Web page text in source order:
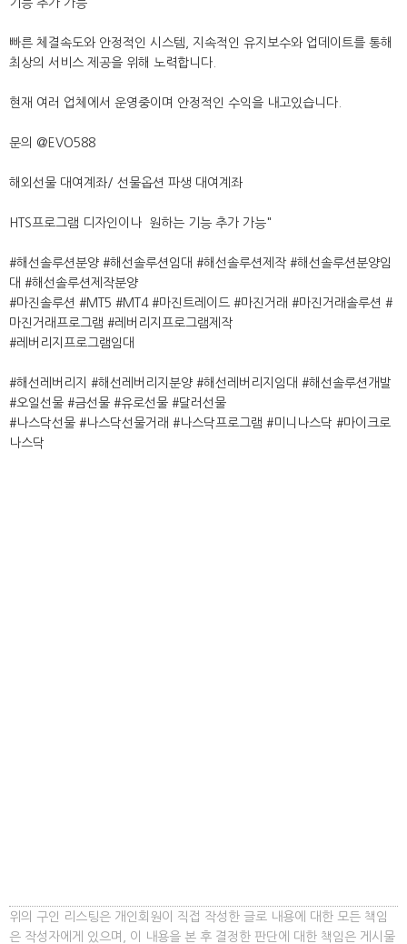
기능 추가 가능
빠른 체결속도와 안정적인 시스템, 지속적인 유지보수와 업데이트를 통해
최상의 서비스 제공을 위해 노력합니다.
현재 여러 업체에서 운영중이며 안정적인 수익을 내고있습니다.
문의 @EVO588
해외선물 대여계좌/ 선물옵션 파생 대여계좌
HTS프로그램 디자인이나 원하는 기능 추가 가능"
#해선솔루션분양 #해선솔루션임대 #해선솔루션제작 #해선솔루션분양임
대 #해선솔루션제작분양
#마진솔루션 #MT5 #MT4 #마진트레이드 #마진거래 #마진거래솔루션 #
마진거래프로그램 #레버리지프로그램제작
#레버리지프로그램임대
#해선레버리지 #해선레버리지분양 #해선레버리지임대 #해선솔루션개발
#오일선물 #금선물 #유로선물 #달러선물
#나스닥선물 #나스닥선물거래 #나스닥프로그램 #미니나스닥 #마이크로
나스닥
위의 구인 리스팅은 개인회원이 직접 작성한 글로 내용에 대한 모든 책임
은 작성자에게 있으며, 이 내용을 본 후 결정한 판단에 대한 책임은 게시물